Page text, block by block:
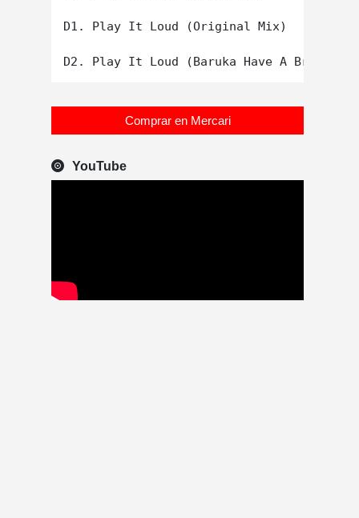
D1. Play It Loud (Original Mix)
Comprar en Mercari
YouTube